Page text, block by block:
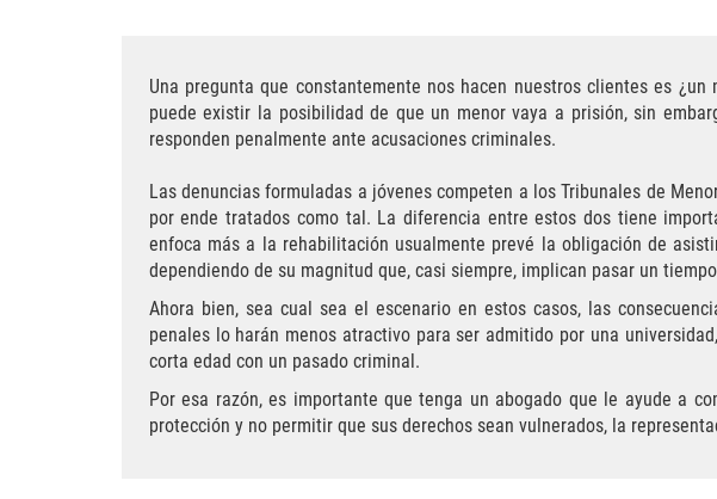
Una pregunta que constantemente nos hacen nuestros clientes es
puede existir la posibilidad de que un menor vaya a prisión, sin
responden penalmente ante acusaciones criminales.
Las denuncias formuladas a jóvenes competen a los Tribunales de
por ende tratados como tal. La diferencia entre estos dos tiene
enfoca más a la rehabilitación usualmente prevé la obligación de
dependiendo de su magnitud que, casi siempre, implican pasar un
Ahora bien, sea cual sea el escenario en estos casos, las
penales lo harán menos atractivo para ser admitido por una
corta edad con un pasado criminal.
Por esa razón, es importante que tenga un abogado que le ayude a
protección y no permitir que sus derechos sean vulnerados, la